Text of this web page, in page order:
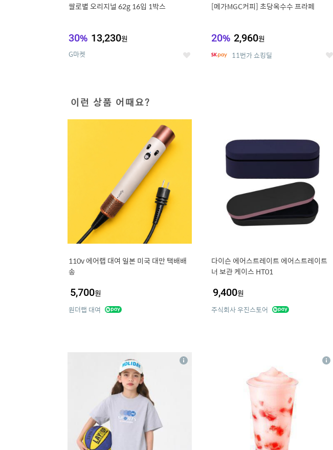
쌀로별 오리지널 62g 16입 1박스
30% 13,230원
G마켓 좋
[메가MGC커피] 초당옥수수 프라페
20% 2,960원
11번가 쇼킹딜 좋
이런 상품 어때요?
110v 에어랩 대여 일본 미국 대만 택배배
송
5,700원
원더랩 대여
다이슨 에어스트레이트 에어스트레이트
너 보관 케이스 HT01
9,400원
주식회사 우진스토어
상 상